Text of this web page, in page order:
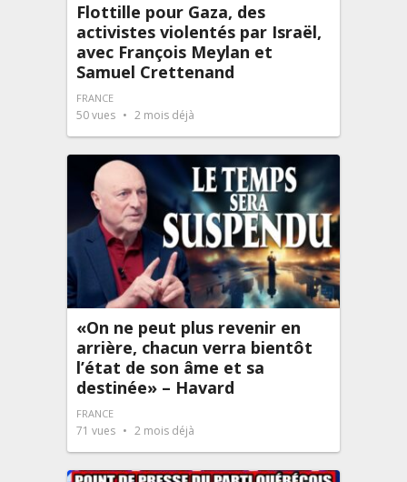
Flottille pour Gaza, des
activistes violentés par Israël,
avec François Meylan et
Samuel Crettenand
FRANCE
50vues 2 mois déjà
«On ne peut plus revenir en
arrière, chacun verra bientôt
l’état de son âme et sa
destinée» – Havard
FRANCE
71 vues 2 mois déjà